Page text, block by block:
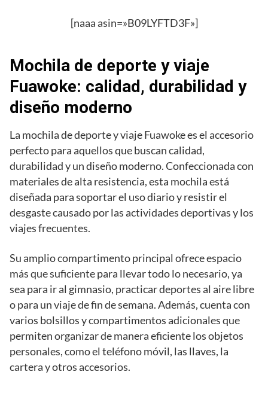
[naaa asin=»B09LYFTD3F»]
Mochila de deporte y viaje
Fuawoke: calidad, durabilidad y
diseño moderno
La mochila de deporte y viaje Fuawoke es el accesorio
perfecto para aquellos que buscan calidad,
durabilidad y un diseño moderno. Confeccionada con
materiales de alta resistencia, esta mochila está
diseñada para soportar el uso diario y resistir el
desgaste causado por las actividades deportivas y los
viajes frecuentes.
Su amplio compartimento principal ofrece espacio
más que suficiente para llevar todo lo necesario, ya
sea para ir al gimnasio, practicar deportes al aire libre
o para un viaje de fin de semana. Además, cuenta con
varios bolsillos y compartimentos adicionales que
permiten organizar de manera eficiente los objetos
personales, como el teléfono móvil, las llaves, la
cartera y otros accesorios.